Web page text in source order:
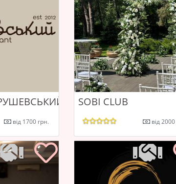
від 1700 грн.
SOBI CLUB
від